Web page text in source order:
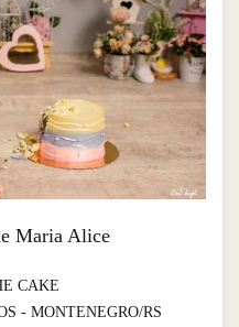
Maria Alice
CAKE
- MONTENEGRO/RS